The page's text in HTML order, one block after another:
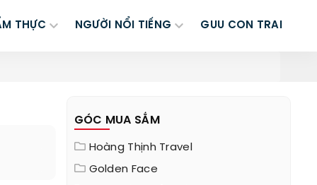
THỰC NGƯỜI NỔI TIẾNG GUU CON TRAI
GÓC MUA SẮM
Hoàng Thịnh Travel
Golden Face